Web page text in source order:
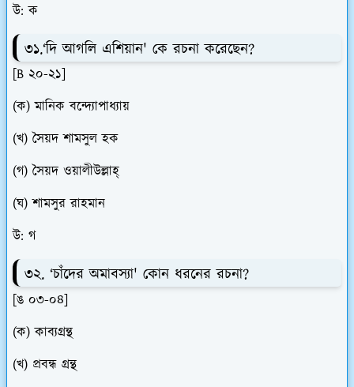
উ: ক
৩১.‘দি আগলি এশিয়ান' কে রচনা করেছেন?
[B ২০-২১]
(ক) মানিক বন্দ্যোপাধ্যায়
(খ) সৈয়দ শামসুল হক
(গ) সৈয়দ ওয়ালীউল্লাহ্
(ঘ) শামসুর রাহমান
উ: গ
৩২. ‘চাঁদের অমাবস্যা' কোন ধরনের রচনা?
[ঙ ০৩-০৪]
(ক) কাব্যগ্রন্থ
(খ) প্রবন্ধ গ্রন্থ